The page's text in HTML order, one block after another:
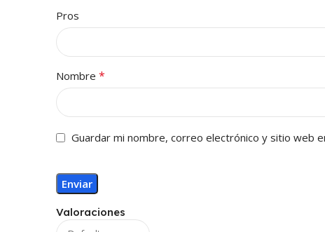
Valoraciones
Pros
Nombre *
Guardar mi nombre, correo electrónico y sitio web